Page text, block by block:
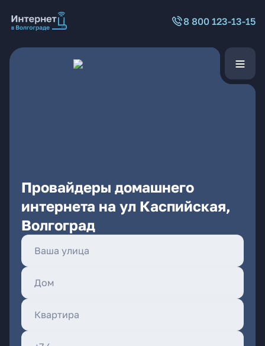
8 800 123-13-15
Провайдеры домашнего
интернета на ул Каспийская,
Волгоград